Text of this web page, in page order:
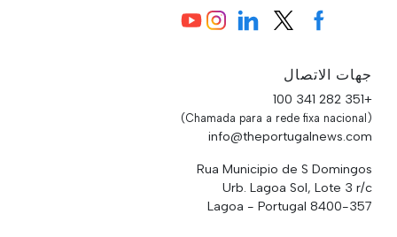
جهات الاتصال
+351 282 341 100
(Chamada para a rede fixa nacional)
info@theportugalnews.com
Rua Municipio de S Domingos
Urb. Lagoa Sol, Lote 3 r/c
8400-357 Lagoa - Portugal